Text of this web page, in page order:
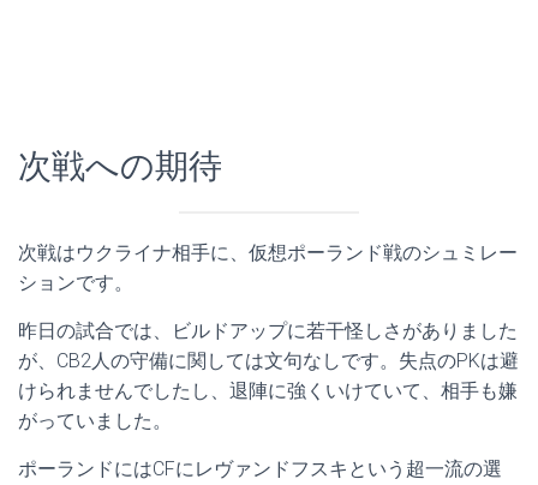
次戦への期待
次戦はウクライナ相手に、仮想ポーランド戦のシュミレー
ションです。
昨日の試合では、ビルドアップに若干怪しさがありました
が、CB2人の守備に関しては文句なしです。失点のPKは避
けられませんでしたし、退陣に強くいけていて、相手も嫌
がっていました。
ポーランドにはCFにレヴァンドフスキという超一流の選